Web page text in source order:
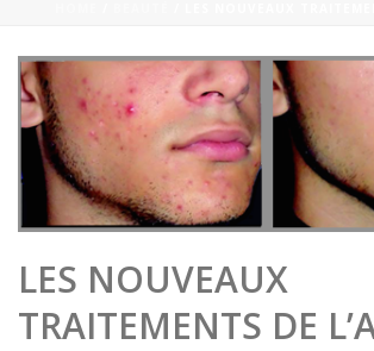
LES NOUVEAUX
TRAITEMENTS DE